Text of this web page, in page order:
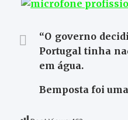
“O governo
Portugal tinha
em água.
Bemposta foi